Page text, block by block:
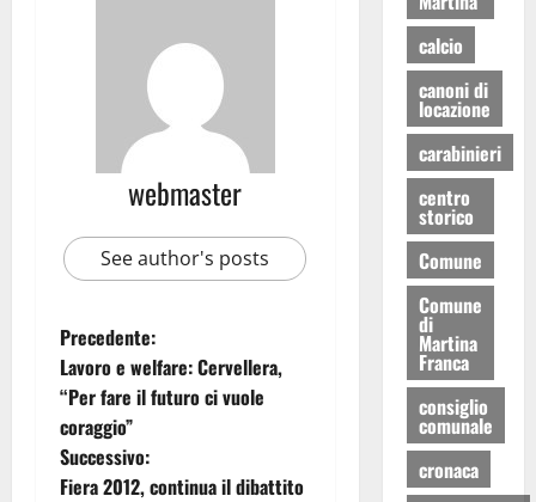
webmaster
See author's posts
Precedente:
Lavoro e welfare: Cervellera,
“Per fare il futuro ci vuole
coraggio”
Successivo:
Fiera 2012, continua il dibattito
calcio
canoni di
locazione
carabinieri
centro
storico
Comune
Comune
di
Martina
Franca
consiglio
comunale
cronaca